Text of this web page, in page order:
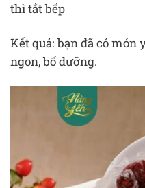
thì tắt bếp
Kết quả: bạn đã có món
ngon, bổ dưỡng.